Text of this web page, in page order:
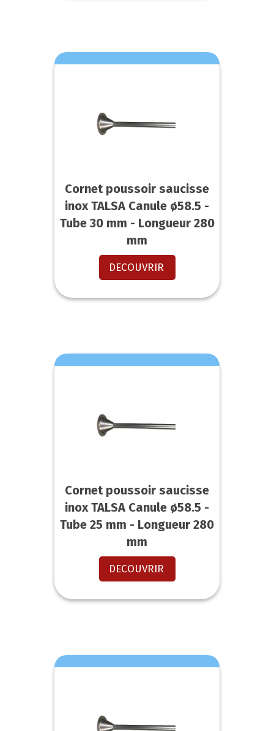
Cornet poussoir saucisse
inox TALSA Canule ø58.5 -
Tube 30 mm - Longueur 280
mm
DECOUVRIR
Cornet poussoir saucisse
inox TALSA Canule ø58.5 -
Tube 25 mm - Longueur 280
mm
DECOUVRIR